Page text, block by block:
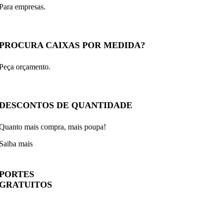
empresas.
CAIXAS POR MEDIDA?
orçamento.
DE QUANTIDADE
mais compra, mais poupa!
mais